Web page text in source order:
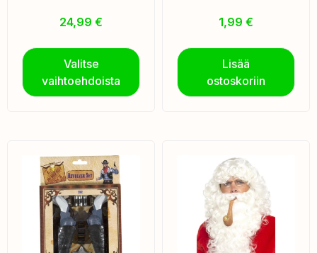
24,99 €
Valitse
vaihtoehdoista
1,99 €
Lisää
ostoskoriin